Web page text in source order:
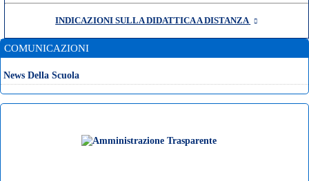
INDICAZIONI SULLA DIDATTICA A DISTANZA
COMUNICAZIONI
News Della Scuola